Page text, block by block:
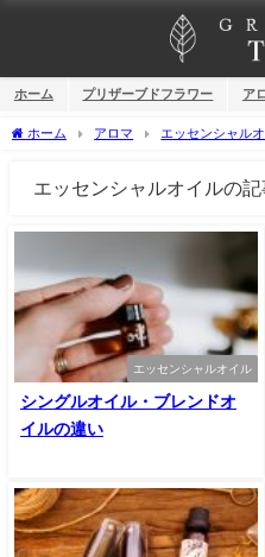
ホーム プリザーブドフラワー ア
ホーム アロマ エッセンシャル
エッセンシャルオイルの記
エッセンシャルオイル
シングルオイル・ブレンドオ
イルの違い